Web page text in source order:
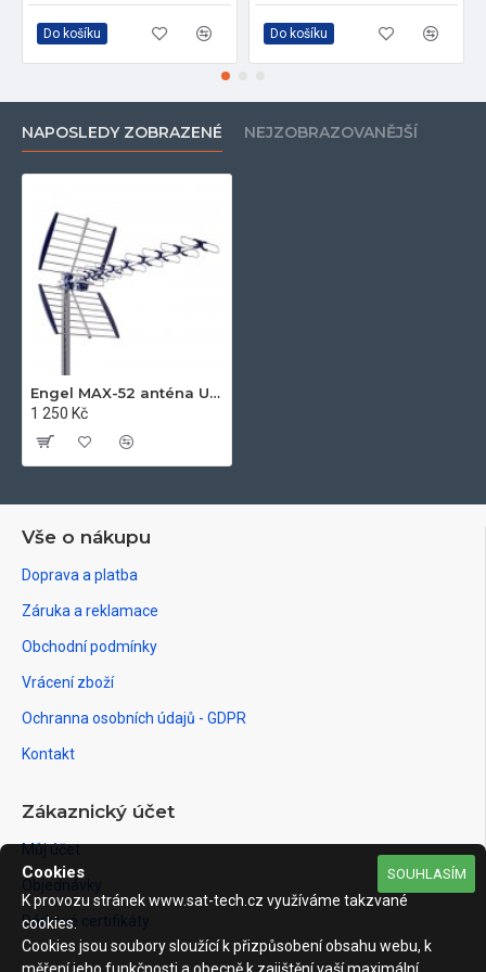
Do košíku Do košíku
NAPOSLEDY ZOBRAZENÉ NEJZOBRAZOVANĚJŠÍ
Engel MAX-52 anténa UHF 17,5dB s filtrem 5G
1 250 Kč
Vše o nákupu
Doprava a platba
Záruka a reklamace
Obchodní podmínky
Vrácení zboží
Ochranna osobních údajů - GDPR
Kontakt
Zákaznický účet
Můj účet
Objednávky
Dárkové certifikáty
SOUHLASÍM
Cookies
K provozu stránek www.sat-tech.cz využíváme takzvané
cookies.
Cookies jsou soubory sloužící k přizpůsobení obsahu webu, k